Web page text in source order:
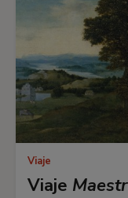
Viaje
Viaje